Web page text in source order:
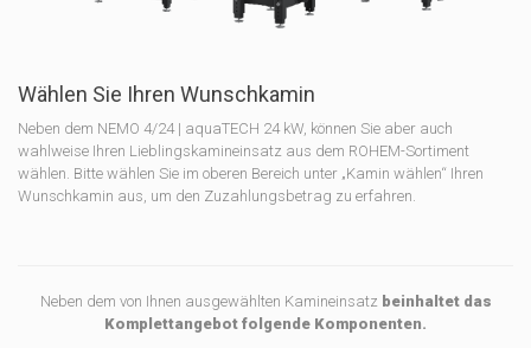
Wählen Sie Ihren Wunschkamin
Neben dem NEMO 4/24 | aquaTECH 24 kW, können Sie aber auch
wahlweise Ihren Lieblingskamineinsatz aus dem ROHEM-Sortiment
wählen. Bitte wählen Sie im oberen Bereich unter „Kamin wählen“ Ihren
Wunschkamin aus, um den Zuzahlungsbetrag zu erfahren.
Neben dem von Ihnen ausgewählten Kamineinsatz beinhaltet das
Komplettangebot folgende Komponenten.